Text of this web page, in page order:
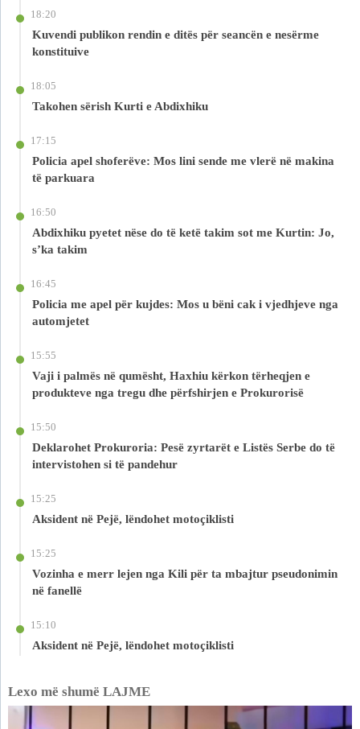
18:20
Kuvendi publikon rendin e ditës për seancën e nesërme
konstituive
18:05
Takohen sërish Kurti e Abdixhiku
17:15
Policia apel shoferëve: Mos lini sende me vlerë në makina
të parkuara
16:50
Abdixhiku pyetet nëse do të ketë takim sot me Kurtin: Jo,
s’ka takim
16:45
Policia me apel për kujdes: Mos u bëni cak i vjedhjeve nga
automjetet
15:55
Vaji i palmës në qumësht, Haxhiu kërkon tërheqjen e
produkteve nga tregu dhe përfshirjen e Prokurorisë
15:50
Deklarohet Prokuroria: Pesë zyrtarët e Listës Serbe do të
intervistohen si të pandehur
15:25
Aksident në Pejë, lëndohet motoçiklisti
15:25
Vozinha e merr lejen nga Kili për ta mbajtur pseudonimin
në fanellë
15:10
Aksident në Pejë, lëndohet motoçiklisti
Lexo më shumë LAJME